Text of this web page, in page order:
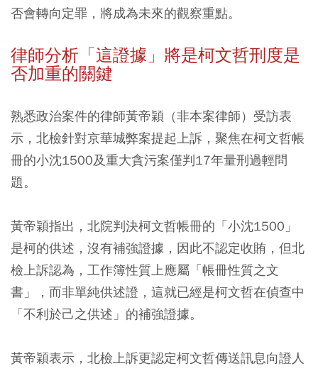
否會轉向定罪，將成為未來的觀察重點。
律師分析「這證據」將是柯文哲刑度是
否加重的關鍵
熟悉政治案件的律師黃帝穎（非本案律師）受訪表
示，北檢針對京華城弊案提起上訴，聚焦在柯文哲帳
冊的小沈1500及重大貪污案僅判17年量刑過輕問
題。
黃帝穎指出，北院判決柯文哲帳冊的「小沈1500」
是柯的供述，沒有補強證據，因此不認定收賄，但北
檢上訴認為，工作簿性質上應屬「帳冊性質之文
書」，而非單純供述證，這就已經是柯文哲在偵查中
「不利於己之供述」的補強證據。
黃帝穎表示，北檢上訴更認定柯文哲傳送訊息向證人